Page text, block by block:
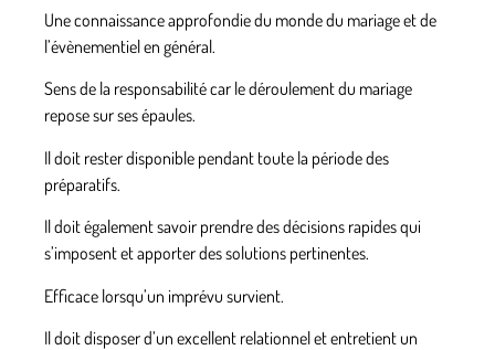
Une connaissance approfondie du monde du mariage et de
l’évènementiel en général.
Sens de la responsabilité car le déroulement du mariage
repose sur ses épaules.
Il doit rester disponible pendant toute la période des
préparatifs.
Il doit également savoir prendre des décisions rapides qui
s’imposent et apporter des solutions pertinentes.
Efficace lorsqu’un imprévu survient.
Il doit disposer d’un excellent relationnel et entretient un